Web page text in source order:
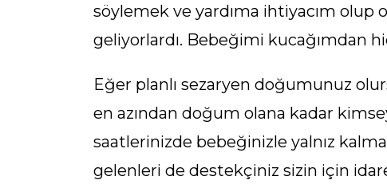
söylemek ve yardıma ihtiyacım olup
geliyorlardı. Bebeğimi kucağımdan
Eğer planlı sezaryen doğumunuz
en azından doğum olana kadar
saatlerinizde bebeğinizle yalnız kalma
gelenleri de destekçiniz sizin için